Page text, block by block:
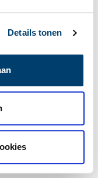
Details tonen